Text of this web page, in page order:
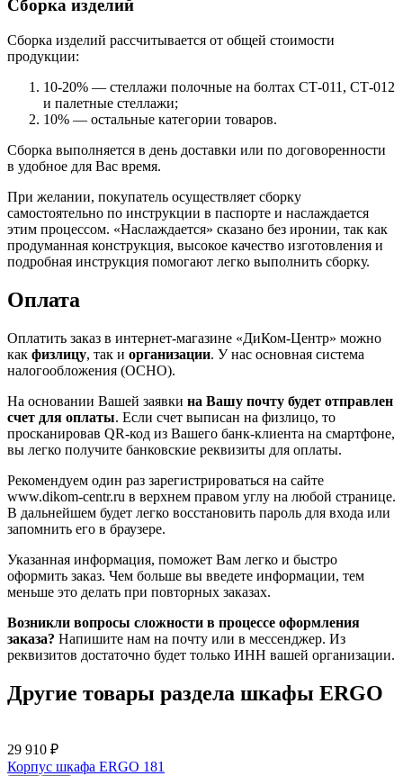
Сборка изделий
Сборка изделий рассчитывается от общей стоимости
продукции:
10-20% — стеллажи полочные на болтах СТ-011, СТ-012
и палетные стеллажи;
10% — остальные категории товаров.
Сборка выполняется в день доставки или по договоренности
в удобное для Вас время.
При желании, покупатель осуществляет сборку
самостоятельно по инструкции в паспорте и наслаждается
этим процессом. «Наслаждается» сказано без иронии, так как
продуманная конструкция, высокое качество изготовления и
подробная инструкция помогают легко выполнить сборку.
Оплата
Оплатить заказ в интернет-магазине «ДиКом-Центр» можно
как физлицу, так и организации. У нас основная система
налогообложения (ОСНО).
На основании Вашей заявки на Вашу почту будет отправлен
счет для оплаты. Если счет выписан на физлицо, то
просканировав QR-код из Вашего банк-клиента на смартфоне,
вы легко получите банковские реквизиты для оплаты.
Рекомендуем один раз зарегистрироваться на сайте
www.dikom-centr.ru в верхнем правом углу на любой странице.
В дальнейшем будет легко восстановить пароль для входа или
запомнить его в браузере.
Указанная информация, поможет Вам легко и быстро
оформить заказ. Чем больше вы введете информации, тем
меньше это делать при повторных заказах.
Возникли вопросы сложности в процессе оформления
заказа? Напишите нам на почту или в мессенджер. Из
реквизитов достаточно будет только ИНН вашей организации.
Другие товары раздела шкафы ERGO
29 910 ₽
Корпус шкафа ERGO 181